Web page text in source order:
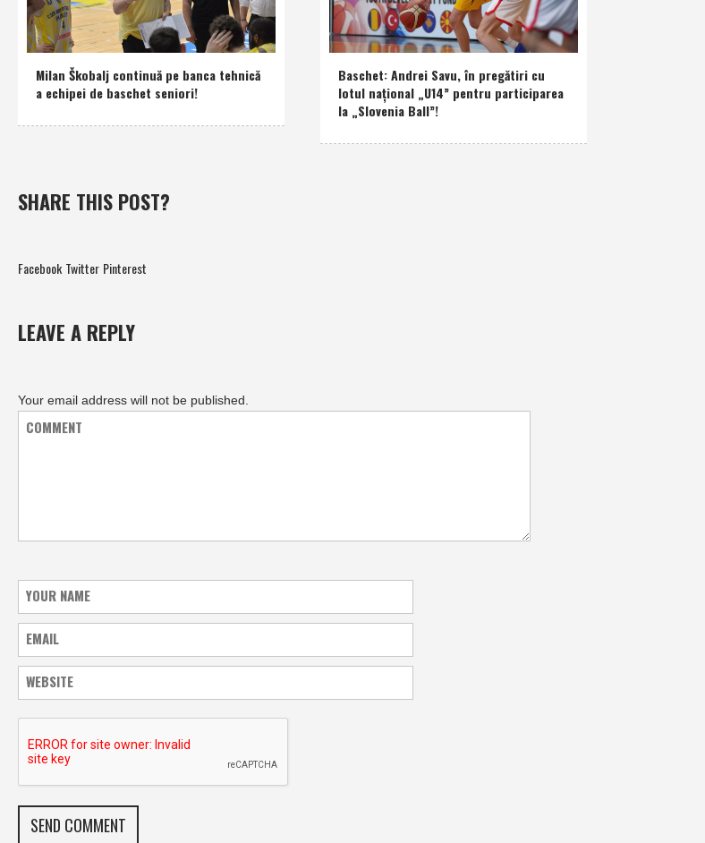
Milan Škobalj continuă pe banca tehnică
a echipei de baschet seniori!
Baschet: Andrei Savu, în pregătiri cu
lotul naţional „U14” pentru participarea
la „Slovenia Ball”!
SHARE THIS POST?
Facebook Twitter Pinterest
LEAVE A REPLY
Your email address will not be published.